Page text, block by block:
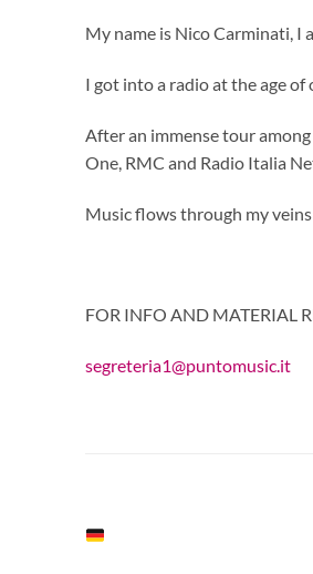
My name is Nico Carminati, I
I got into a radio at the age
After an immense tour
One, RMC and Radio Italia
Music flows through my veins
FOR INFO AND MATERIAL
segreteria1@puntomusic.it